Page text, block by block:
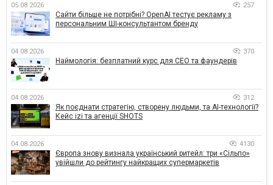
05.08.2026 257
Сайти більше не потрібні? OpenAI тестує рекламу з
персональним ШІ-консультантом бренду
04.08.2026 370
Наймологія: безплатний курс для CEO та фаундерів
04.08.2026 312
Як поєднати стратегію, створену людьми, та AI-технології?
Кейс izi та агенції SHOTS
04.08.2026 4130
Європа знову визнала український ритейл: три «Сільпо»
увійшли до рейтингу найкращих супермаркетів